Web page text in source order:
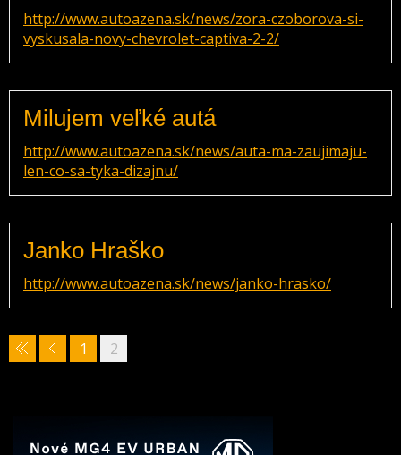
http://www.autoazena.sk/news/zora-czoborova-si-
vyskusala-novy-chevrolet-captiva-2-2/
Milujem veľké autá
http://www.autoazena.sk/news/auta-ma-zaujimaju-
len-co-sa-tyka-dizajnu/
Janko Hraško
http://www.autoazena.sk/news/janko-hrasko/
1 2